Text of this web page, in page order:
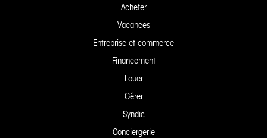
Acheter
Vacances
Entreprise et commerce
Financement
Louer
Gérer
Syndic
Conciergerie